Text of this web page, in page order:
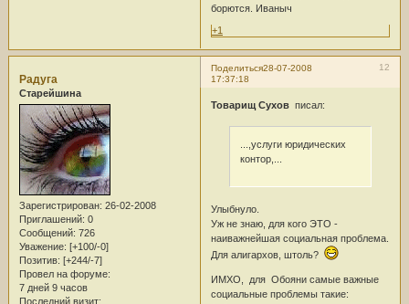
борются. Иваныч
+1
Поделиться 12
28-07-2008
17:37:18
Радуга
Старейшина
Зарегистрирован: 26-02-2008
Приглашений: 0
Сообщений: 726
Уважение: [+100/-0]
Позитив: [+244/-7]
Провел на форуме:
7 дней 9 часов
Последний визит:
Товарищ Суховписал:
...,услуги юридических
контор,...
Улыбнуло.
Уж не знаю, для кого ЭТО -
наиважнейшая социальная проблема.
Для алигархов, штоль?
ИМХО, для Обояни самые важные
социальные проблемы такие: